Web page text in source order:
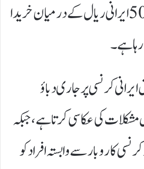
لاکھ 56 ہزار 500 ایرانی ریال کے درمیان خریدا
ہے۔
کرنسی پر جاری دباؤ
کی عکاسی کرتا ہے، جبکہ
کاروبار سے وابستہ افراد کو